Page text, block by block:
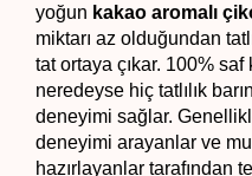
yoğun kakao aromalı
miktarı az olduğundan
tat ortaya çıkar. 100%
neredeyse hiç tatlılık
deneyimi sağlar.
deneyimi arayanlar ve
hazırlayanlar tarafından